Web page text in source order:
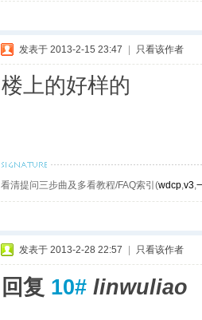
发表于 2013-2-15 23:47 只看该作者
楼上的好样的
看清提问三步曲及多看教程/FAQ索引(wdcp,v3,
发表于 2013-2-28 22:57 只看该作者
回复 10# linwuliao